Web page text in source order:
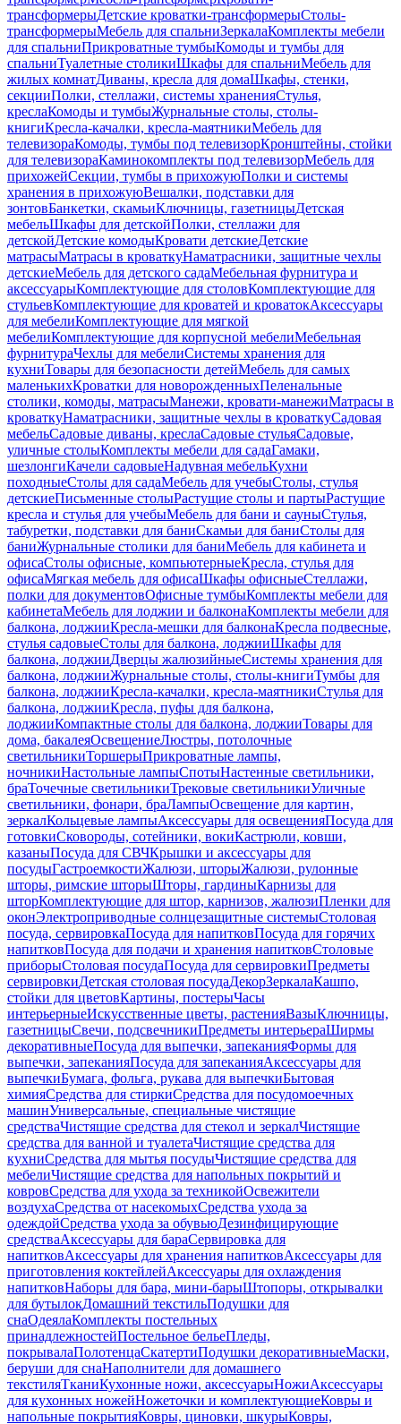
трансформерыДетские кроватки-трансформерыСтолы-
трансформерыМебель для спальниЗеркалаКомплекты мебели
для спальниПрикроватные тумбыКомоды и тумбы для
спальниТуалетные столикиШкафы для спальниМебель для
жилых комнатДиваны, кресла для домаШкафы, стенки,
секцииПолки, стеллажи, системы храненияСтулья,
креслаКомоды и тумбыЖурнальные столы, столы-
книгиКресла-качалки, кресла-маятникиМебель для
телевизораКомоды, тумбы под телевизорКронштейны, стойки
для телевизораКаминокомплекты под телевизорМебель для
прихожейСекции, тумбы в прихожуюПолки и системы
хранения в прихожуюВешалки, подставки для
зонтовБанкетки, скамьиКлючницы, газетницыДетская
мебельШкафы для детскойПолки, стеллажи для
детскойДетские комодыКровати детскиеДетские
матрасыМатрасы в кроваткуНаматрасники, защитные чехлы
детскиеМебель для детского садаМебельная фурнитура и
аксессуарыКомплектующие для столовКомплектующие для
стульевКомплектующие для кроватей и кроватокАксессуары
для мебелиКомплектующие для мягкой
мебелиКомплектующие для корпусной мебелиМебельная
фурнитураЧехлы для мебелиСистемы хранения для
кухниТовары для безопасности детейМебель для самых
маленькихКроватки для новорожденныхПеленальные
столики, комоды, матрасыМанежи, кровати-манежиМатрасы в
кроваткуНаматрасники, защитные чехлы в кроваткуСадовая
мебельСадовые диваны, креслаСадовые стульяСадовые,
уличные столыКомплекты мебели для садаГамаки,
шезлонгиКачели садовыеНадувная мебельКухни
походныеСтолы для садаМебель для учебыСтолы, стулья
детскиеПисьменные столыРастущие столы и партыРастущие
кресла и стулья для учебыМебель для бани и сауныСтулья,
табуретки, подставки для баниСкамьи для баниСтолы для
баниЖурнальные столики для баниМебель для кабинета и
офисаСтолы офисные, компьютерныеКресла, стулья для
офисаМягкая мебель для офисаШкафы офисныеСтеллажи,
полки для документовОфисные тумбыКомплекты мебели для
кабинетаМебель для лоджии и балконаКомплекты мебели для
балкона, лоджииКресла-мешки для балконаКресла подвесные,
стулья садовыеСтолы для балкона, лоджииШкафы для
балкона, лоджииДверцы жалюзийныеСистемы хранения для
балкона, лоджииЖурнальные столы, столы-книгиТумбы для
балкона, лоджииКресла-качалки, кресла-маятникиСтулья для
балкона, лоджииКресла, пуфы для балкона,
лоджииКомпактные столы для балкона, лоджииТовары для
дома, бакалеяОсвещениеЛюстры, потолочные
светильникиТоршерыПрикроватные лампы,
ночникиНастольные лампыСпотыНастенные светильники,
браТочечные светильникиТрековые светильникиУличные
светильники, фонари, браЛампыОсвещение для картин,
зеркалКольцевые лампыАксессуары для освещенияПосуда для
готовкиСковороды, сотейники, вокиКастрюли, ковши,
казаныПосуда для СВЧКрышки и аксессуары для
посудыГастроемкостиЖалюзи, шторыЖалюзи, рулонные
шторы, римские шторыШторы, гардиныКарнизы для
шторКомплектующие для штор, карнизов, жалюзиПленки для
оконЭлектроприводные солнцезащитные системыСтоловая
посуда, сервировкаПосуда для напитковПосуда для горячих
напитковПосуда для подачи и хранения напитковСтоловые
приборыСтоловая посудаПосуда для сервировкиПредметы
сервировкиДетская столовая посудаДекорЗеркалаКашпо,
стойки для цветовКартины, постерыЧасы
интерьерныеИскусственные цветы, растенияВазыКлючницы,
газетницыСвечи, подсвечникиПредметы интерьераШирмы
декоративныеПосуда для выпечки, запеканияФормы для
выпечки, запеканияПосуда для запеканияАксессуары для
выпечкиБумага, фольга, рукава для выпечкиБытовая
химияСредства для стиркиСредства для посудомоечных
машинУниверсальные, специальные чистящие
средстваЧистящие средства для стекол и зеркалЧистящие
средства для ванной и туалетаЧистящие средства для
кухниСредства для мытья посудыЧистящие средства для
мебелиЧистящие средства для напольных покрытий и
ковровСредства для ухода за техникойОсвежители
воздухаСредства от насекомыхСредства ухода за
одеждойСредства ухода за обувьюДезинфицирующие
средстваАксессуары для бараСервировка для
напитковАксессуары для хранения напитковАксессуары для
приготовления коктейлейАксессуары для охлаждения
напитковНаборы для бара, мини-барыШтопоры, открывалки
для бутылокДомашний текстильПодушки для
снаОдеялаКомплекты постельных
принадлежностейПостельное бельеПледы,
покрывалаПолотенцаСкатертиПодушки декоративныеМаски,
беруши для снаНаполнители для домашнего
текстиляТканиКухонные ножи, аксессуарыНожиАксессуары
для кухонных ножейНожеточки и комплектующиеКовры и
напольные покрытияКовры, циновки, шкурыКовры,